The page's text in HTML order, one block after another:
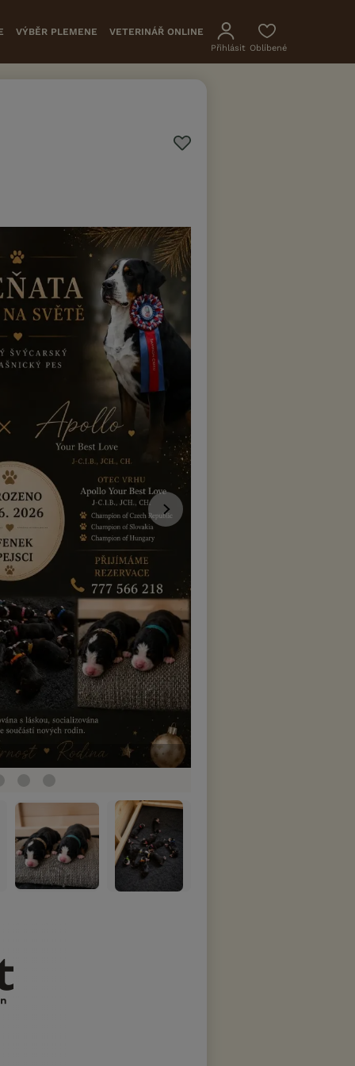
VÝBĚR PLEMENE VETERINÁŘ ONLINE
Přihlásit Oblíbené